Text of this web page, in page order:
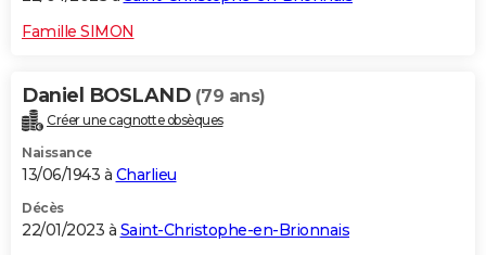
Famille SIMON
Daniel BOSLAND (79 ans)
Créer une cagnotte obsèques
Naissance
13/06/1943 à Charlieu
Décès
22/01/2023 à Saint-Christophe-en-Brionnais